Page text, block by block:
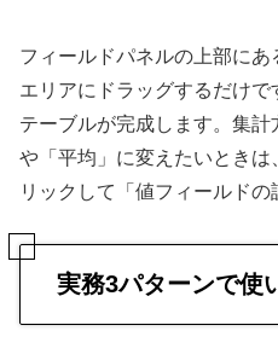
フィールドパネルの上部に
エリアにドラッグするだけ
テーブルが完成します。集計
や「平均」に変えたいとき
リックして「値フィールドの
実務3パターンで使